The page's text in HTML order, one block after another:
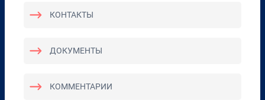
КОНТАКТЫ
ДОКУМЕНТЫ
КОММЕНТАРИИ